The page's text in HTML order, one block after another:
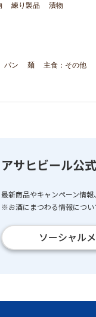
練り製品 漬物
パン 麺 主食：その他
アサヒビール公
最新商品やキャンペーン情報
※お酒にまつわる情報につい
ソーシャル